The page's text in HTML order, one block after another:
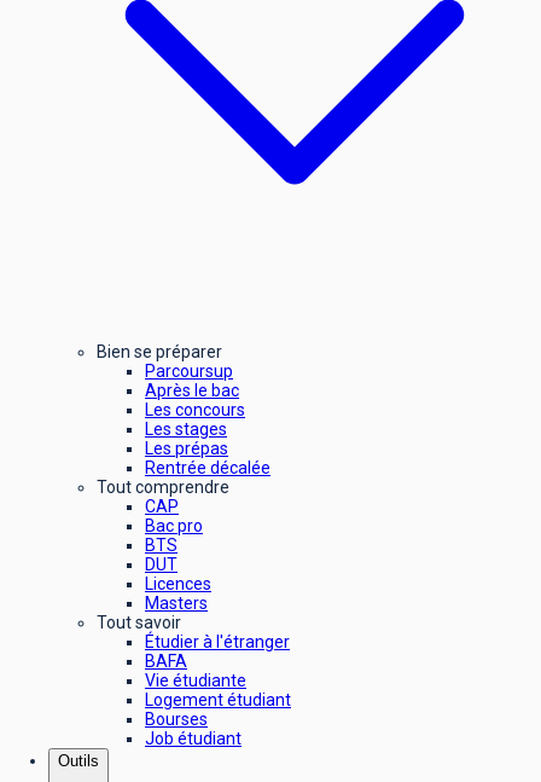
Bien se préparer
Parcoursup
Après le bac
Les concours
Les stages
Les prépas
Rentrée décalée
Tout comprendre
CAP
Bac pro
BTS
DUT
Licences
Masters
Tout savoir
Étudier à l'étranger
BAFA
Vie étudiante
Logement étudiant
Bourses
Job étudiant
Outils